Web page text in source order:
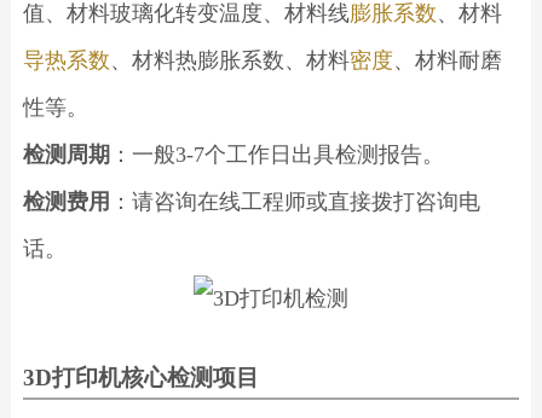
值、材料玻璃化转变温度、材料线膨胀系数、材料
导热系数、材料热膨胀系数、材料密度、材料耐磨
性等。
检测周期 ：一般3-7个工作日出具检测报告。
检测费用 ：请咨询在线工程师或直接拨打咨询电
话。
3D打印机核心检测项目